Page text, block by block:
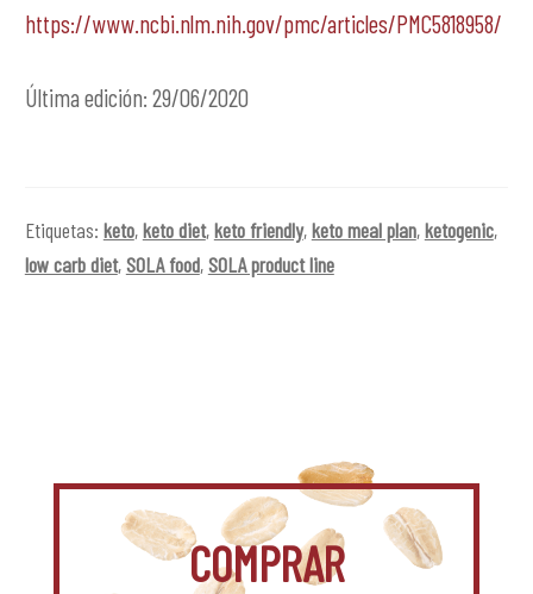
https://www.ncbi.nlm.nih.gov/pmc/articles/PMC5818958/
Última edición: 29/06/2020
Etiquetas: keto,keto diet,keto friendly,keto meal plan,ketogenic,
low carb diet,SOLA food,SOLA product line
COMPRAR